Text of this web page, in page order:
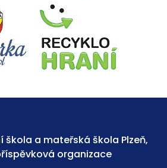
škola a mateřská škola Plzeň,
organizace